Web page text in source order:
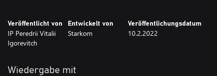
Du magst den Weltraum, Schießereien und alte Spielhallen -
dieses Spiel ist für dich!
Veröffentlicht von
IP Peredrii Vitalii
Igorevitch
Entwickelt von
Starkom
Veröffentlichungsdatum
10.2.2022
Wiedergabe mit